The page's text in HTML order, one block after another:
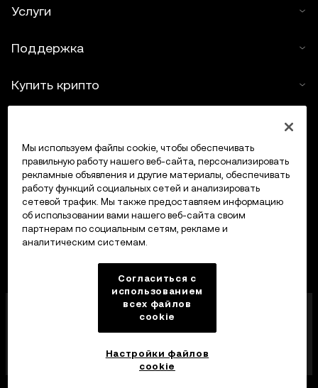
Услуги
Поддержка
Купить крипто
Трейдинг
Компания OKX Europe Limited, работающая под
торговой маркой OKX, получила лицензию
поставщика услуг в сфере криптоактивов от MFSA
в соответствии со статьей 28 Закона о рынках
криптоактивов (глава 647 Свода законов Мальты).
Мы используем файлы cookie, чтобы обеспечивать
правильную работу нашего веб-сайта, персонализировать
рекламные объявления и другие материалы, обеспечивать
работу функций социальных сетей и анализировать
сетевой трафик. Мы также предоставляем информацию
об использовании вами нашего веб-сайта своим
партнерам по социальным сетям, рекламе и
аналитическим системам.
Согласиться с
использованием
всех файлов
cookie
Настройки файлов
cookie